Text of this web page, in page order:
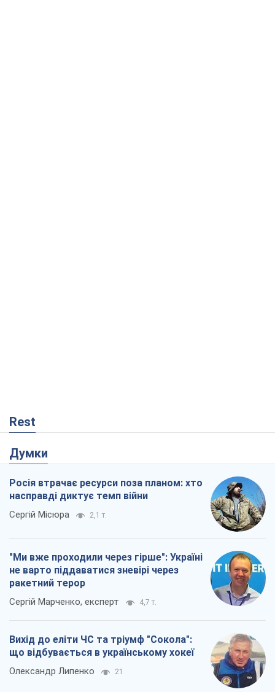
Rest
Думки
Росія втрачає ресурси поза планом: хто
насправді диктує темп війни
Сергій Місюра 2,1 т.
"Ми вже проходили через гірше": Україні
не варто піддаватися зневірі через
ракетний терор
Сергій Марченко, експерт 4,7 т.
Вихід до еліти ЧС та тріумф "Сокола":
що відбувається в українському хокеї
Олександр Липенко 21